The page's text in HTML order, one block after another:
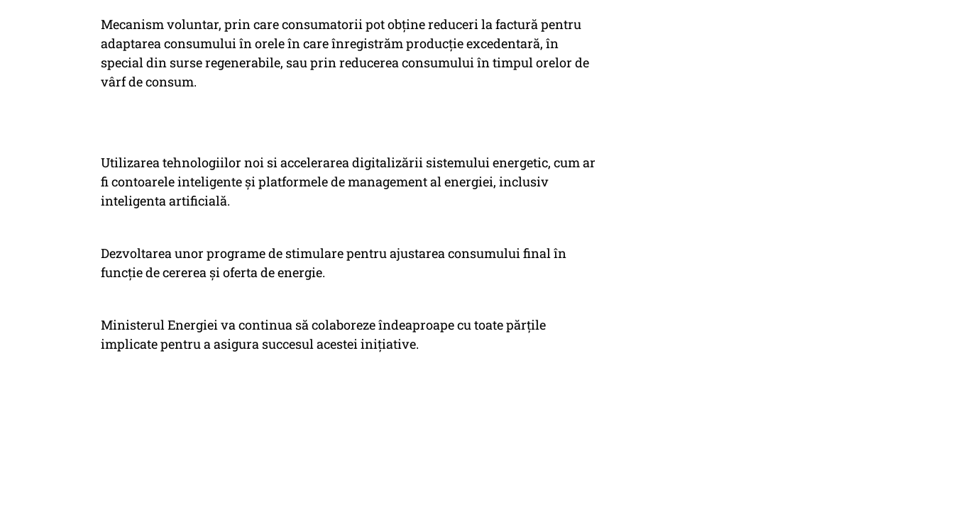
Mecanism voluntar, prin care consumatorii pot obține reduceri la factură pentru
adaptarea consumului în orele în care înregistrăm producție excedentară, în
special din surse regenerabile, sau prin reducerea consumului în timpul orelor de
vârf de consum.
Utilizarea tehnologiilor noi si accelerarea digitalizării sistemului energetic, cum ar
fi contoarele inteligente și platformele de management al energiei, inclusiv
inteligenta artificială.
Dezvoltarea unor programe de stimulare pentru ajustarea consumului final în
funcție de cererea și oferta de energie.
Ministerul Energiei va continua să colaboreze îndeaproape cu toate părțile
implicate pentru a asigura succesul acestei inițiative.